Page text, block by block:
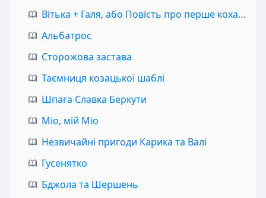
Вітька + Галя, або Повість про перше кохання
Альбатрос
Сторожова застава
Таємниця козацької шаблі
Шпага Славка Беркути
Міо, мій Міо
Незвичайні пригоди Карика та Валі
Гусенятко
Бджола та Шершень